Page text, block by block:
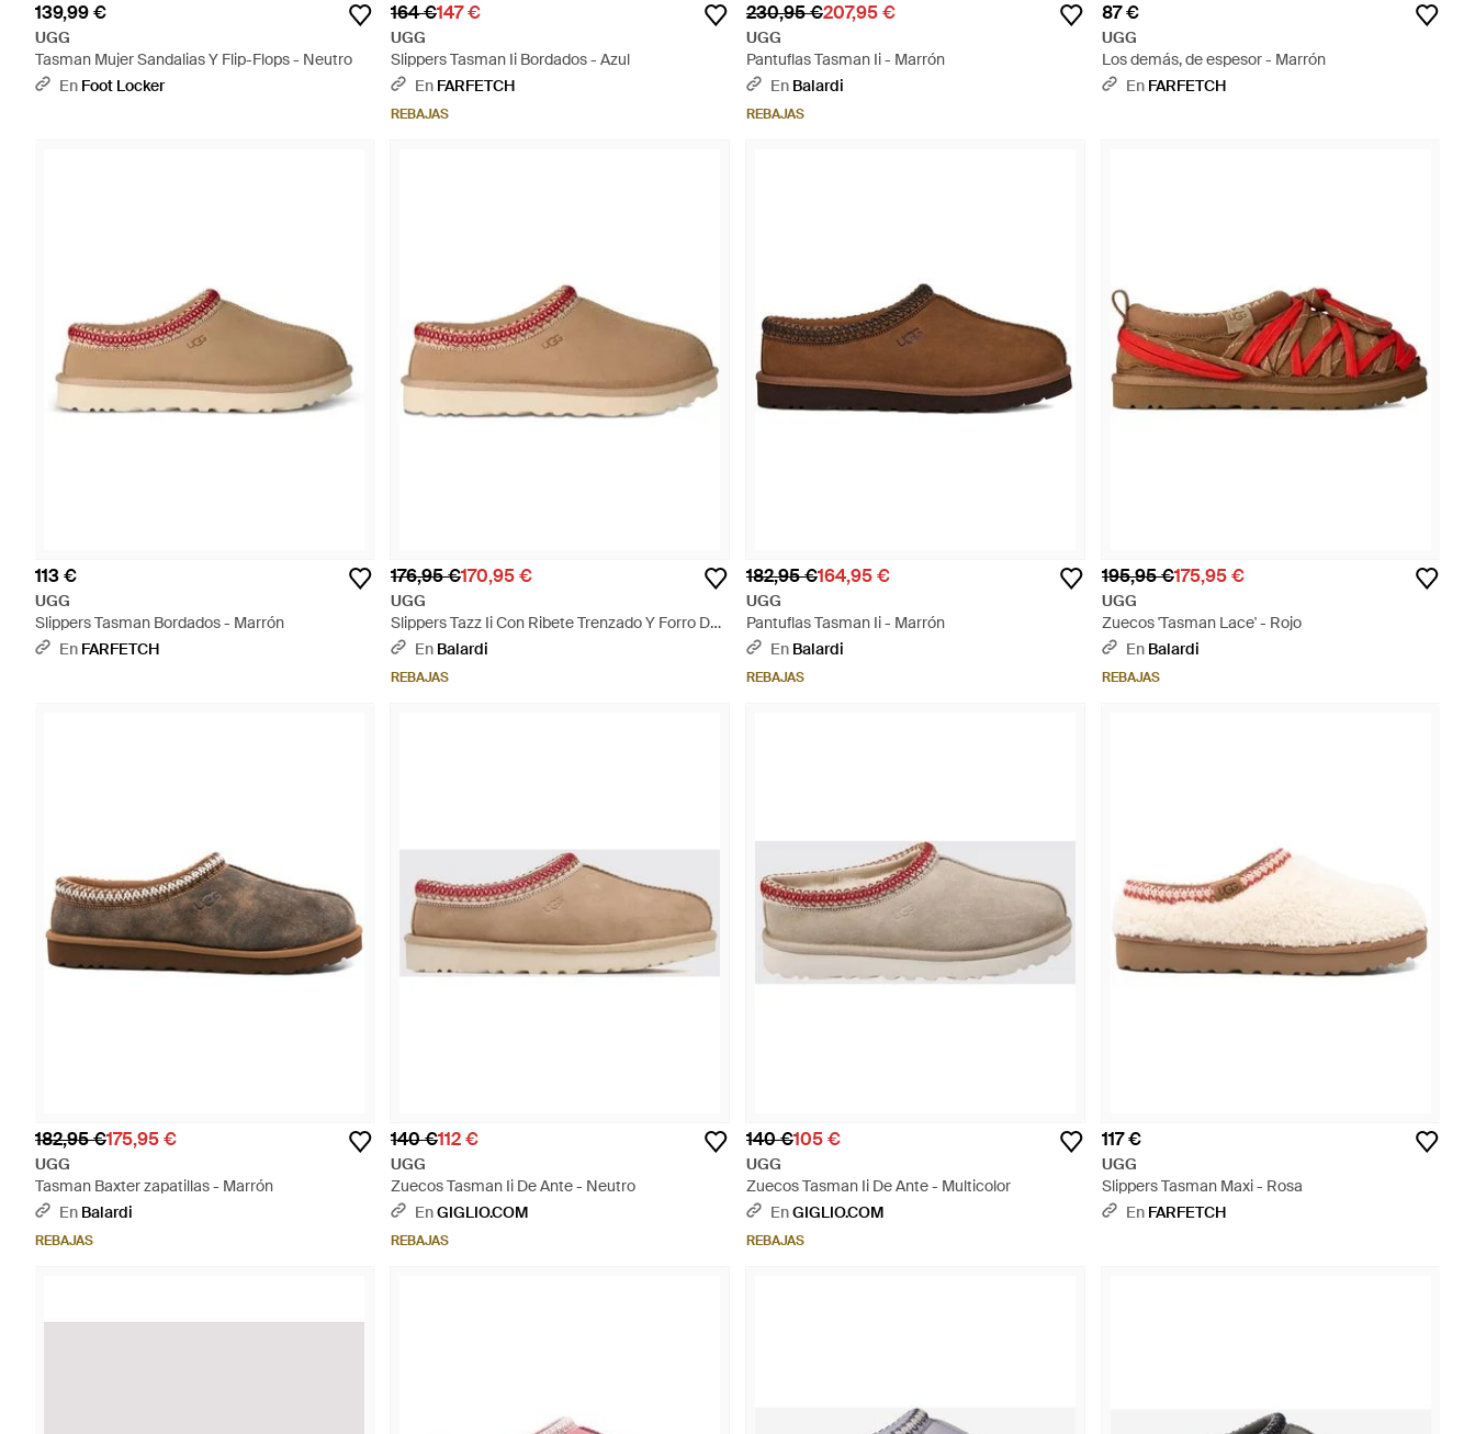
139,99 €
UGG
Tasman Mujer Sandalias Y Flip-Flops - Neutro
En Foot Locker
164 €147 €
UGG
Slippers Tasman Ii Bordados - Azul
En FARFETCH
REBAJAS
230,95 €207,95 €
UGG
Pantuflas Tasman Ii - Marrón
En Balardi
REBAJAS
87 €
UGG
Los demás, de espesor - Marrón
En FARFETCH
113 €
UGG
Slippers Tasman Bordados - Marrón
En FARFETCH
176,95 €170,95 €
UGG
Slippers Tazz Ii Con Ribete Trenzado Y Forro De
Piel Borrego - Marrón
En Balardi
REBAJAS
182,95 €164,95 €
UGG
Pantuflas Tasman Ii - Marrón
En Balardi
REBAJAS
195,95 €175,95 €
UGG
Zuecos 'Tasman Lace' - Rojo
En Balardi
REBAJAS
182,95 €175,95 €
UGG
Tasman Baxter zapatillas - Marrón
En Balardi
REBAJAS
140 €112 €
UGG
Zuecos Tasman Ii De Ante - Neutro
EnGIGLIO.COM
REBAJAS
140 €105 €
UGG
Zuecos Tasman Ii De Ante - Multicolor
EnGIGLIO.COM
REBAJAS
117 €
UGG
Slippers Tasman Maxi - Rosa
En FARFETCH